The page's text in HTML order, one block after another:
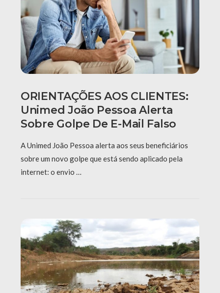
ORIENTAÇÕES AOS CLIENTES:
Unimed João Pessoa Alerta
Sobre Golpe De E-Mail Falso
A Unimed João Pessoa alerta aos seus beneficiários
sobre um novo golpe que está sendo aplicado pela
internet: o envio …